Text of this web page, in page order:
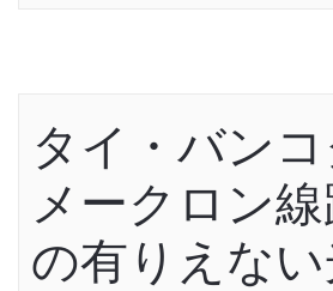
タイ・バン
メークロン
の有りえな